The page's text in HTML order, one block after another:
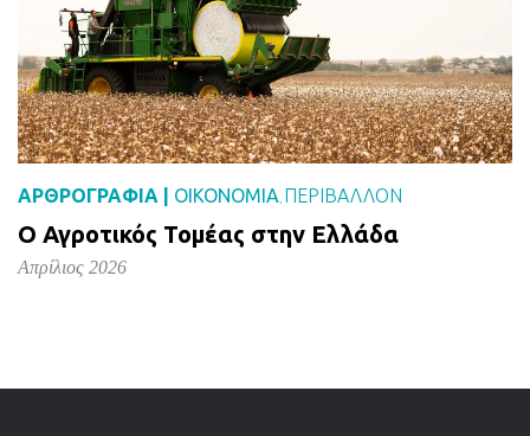
ΑΡΘΡΟΓΡΑΦΙΑ | ΟΙΚΟΝΟΜΙΑ ΠΕΡΙΒΑΛΛΟΝ
Ο Αγροτικός Τομέας στην Ελλάδα
Απρίλιος 2026